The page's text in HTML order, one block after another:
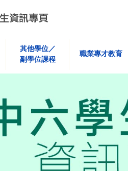
其他學位／
副學位課程
職業專才教育